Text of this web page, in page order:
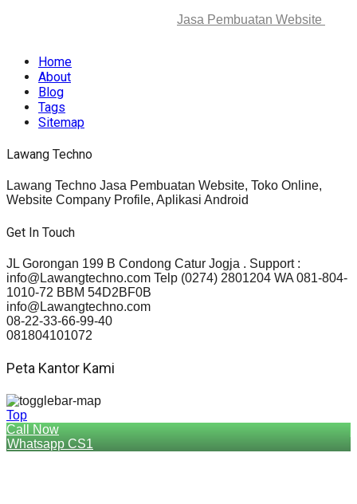
Jasa Pembuatan Website
Home
About
Blog
Tags
Sitemap
Lawang Techno
Lawang Techno Jasa Pembuatan Website, Toko Online,
Website Company Profile, Aplikasi Android
Get In Touch
JL Gorongan 199 B Condong Catur Jogja . Support :
info@Lawangtechno.com Telp (0274) 2801204 WA 081-804-
1010-72 BBM 54D2BF0B
info@Lawangtechno.com
08-22-33-66-99-40
081804101072
Peta Kantor Kami
Top
Call Now
Whatsapp CS1